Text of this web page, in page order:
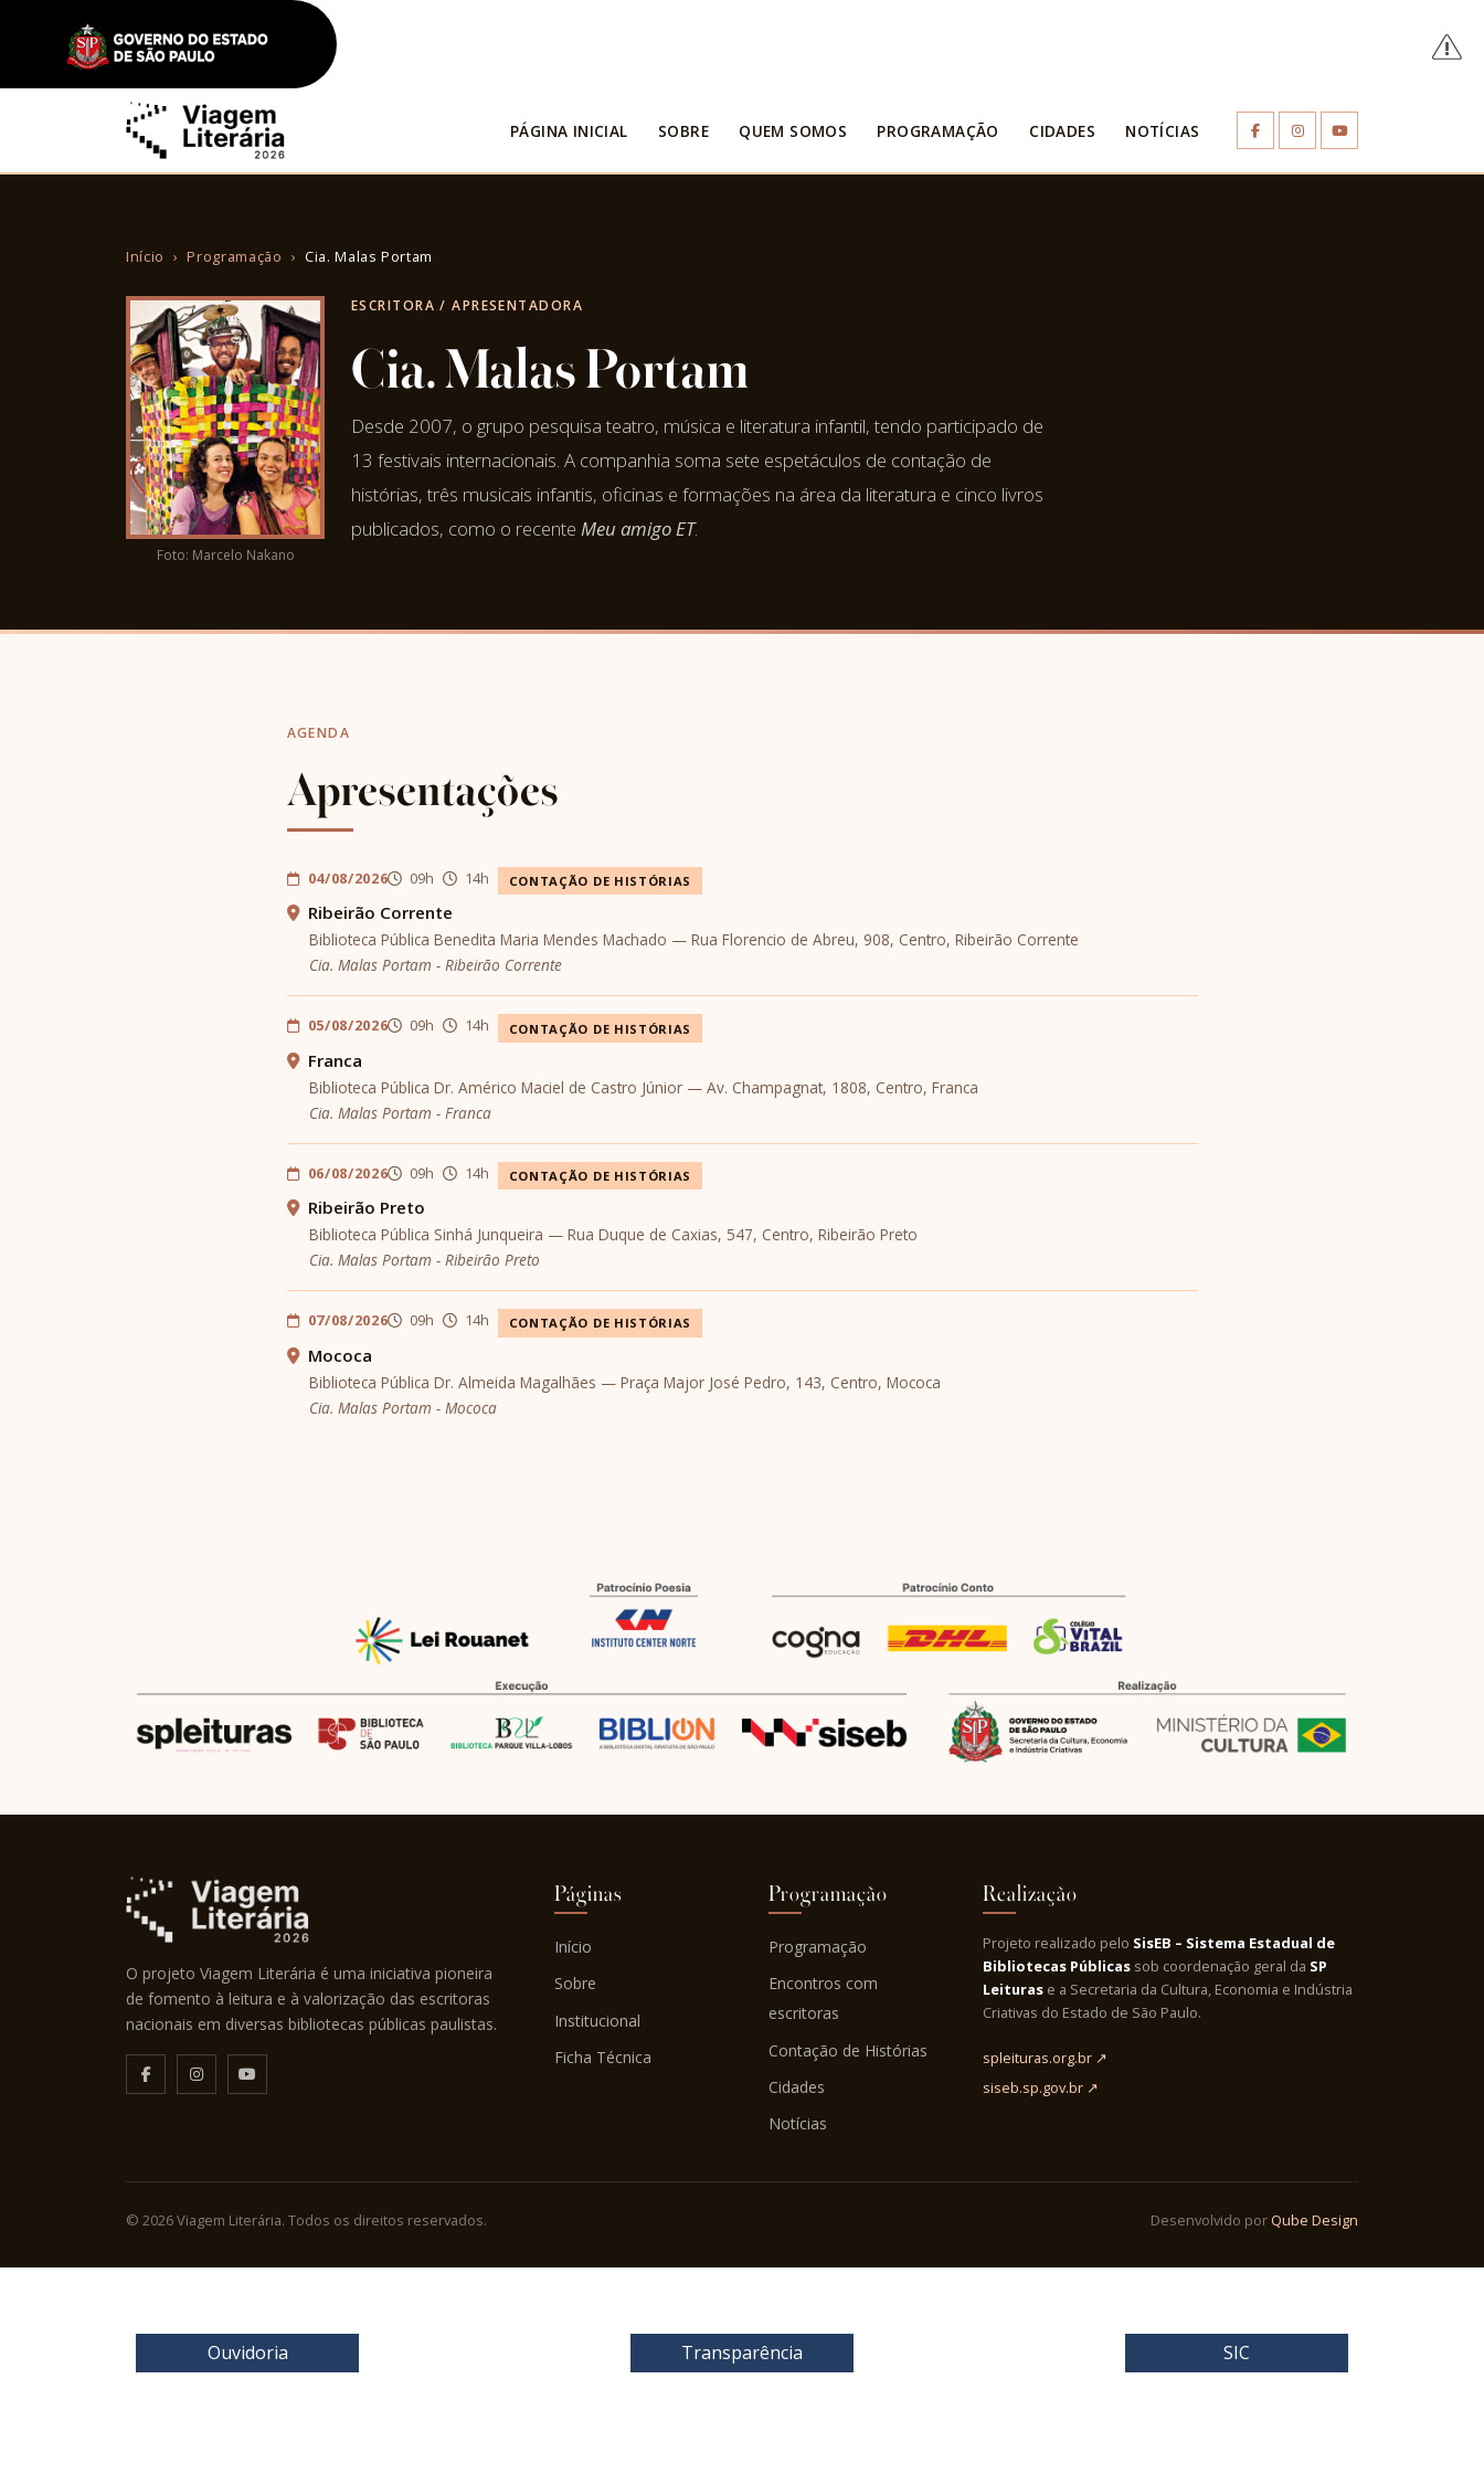
PÁGINA INICIAL SOBRE QUEM SOMOS PROGRAMAÇÃO CIDADES NOTÍCIAS
Início Programação Cia. Malas Portam
Foto: Marcelo Nakano
ESCRITORA / APRESENTADORA
Cia. Malas Portam
Desde 2007, o grupo pesquisa teatro, música e literatura infantil, tendo participado de
13 festivais internacionais. A companhia soma sete espetáculos de contação de
histórias, três musicais infantis, oficinas e formações na área da literatura e cinco livros
publicados, como o recente Meu amigo ET.
AGENDA
Apresentações
04/08/2026 09h 14h CONTAÇÃO DE HISTÓRIAS
Ribeirão Corrente
Biblioteca Pública Benedita Maria Mendes Machado — Rua Florencio de Abreu, 908, Centro, Ribeirão Corrente
Cia. Malas Portam - Ribeirão Corrente
05/08/2026 09h 14h CONTAÇÃO DE HISTÓRIAS
Franca
Biblioteca Pública Dr. Américo Maciel de Castro Júnior — Av. Champagnat, 1808, Centro, Franca
Cia. Malas Portam - Franca
06/08/2026 09h 14h CONTAÇÃO DE HISTÓRIAS
Ribeirão Preto
Biblioteca Pública Sinhá Junqueira — Rua Duque de Caxias, 547, Centro, Ribeirão Preto
Cia. Malas Portam - Ribeirão Preto
07/08/2026 09h 14h CONTAÇÃO DE HISTÓRIAS
Mococa
Biblioteca Pública Dr. Almeida Magalhães — Praça Major José Pedro, 143, Centro, Mococa
Cia. Malas Portam - Mococa
O projeto Viagem Literária é uma iniciativa pioneira
de fomento à leitura e à valorização das escritoras
nacionais em diversas bibliotecas públicas paulistas.
Páginas
Início
Sobre
Institucional
Ficha Técnica
Programação
Programação
Encontros com
escritoras
Contação de Histórias
Cidades
Notícias
Realização
Projeto realizado pelo SisEB – Sistema Estadual de
Bibliotecas Públicas sob coordenação geral da SP
Leituras e a Secretaria da Cultura, Economia e Indústria
Criativas do Estado de São Paulo.
spleituras.org.br ↗
siseb.sp.gov.br ↗
© 2026 Viagem Literária. Todos os direitos reservados. Desenvolvido por Qube Design
Ouvidoria Transparência SIC